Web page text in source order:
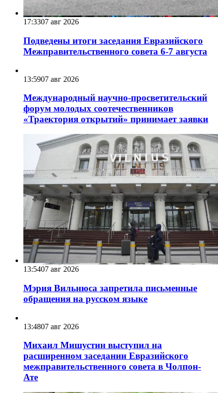
17:3307 авг 2026
Подведены итоги заседания Евразийского
Межправительственного совета 6-7 августа
13:5907 авг 2026
Международный научно-просветительский
форум молодых соотечественников
«Траектория открытий» принимает заявки
13:5407 авг 2026
Мэрия Вильнюса запретила письменные
обращения на русском языке
13:4807 авг 2026
Михаил Мишустин выступил на
расширенном заседании Евразийского
межправительственного совета в Чолпон-
Ате